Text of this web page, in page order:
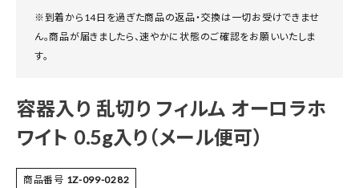
※到着から14日を過ぎた商品の返品・交換は一切お受けできませ
ん。商品が届きましたら、速やかに状態のご確認をお願いいたしま
す。
容器入り 乱切り フィルム オーロラホ
ワイト 0.5g入り（メール便可）
商品番号 1Z-099-0282